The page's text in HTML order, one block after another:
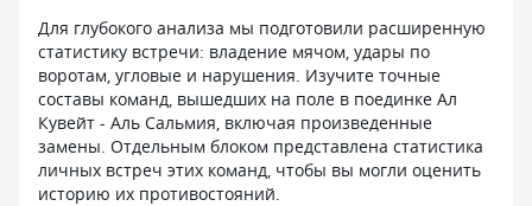
Для глубокого анализа мы подготовили расширенную
статистику встречи: владение мячом, удары по
воротам, угловые и нарушения. Изучите точные
составы команд, вышедших на поле в поединке Ал
Кувейт - Аль Сальмия, включая произведенные
замены. Отдельным блоком представлена статистика
личных встреч этих команд, чтобы вы могли оценить
историю их противостояний.